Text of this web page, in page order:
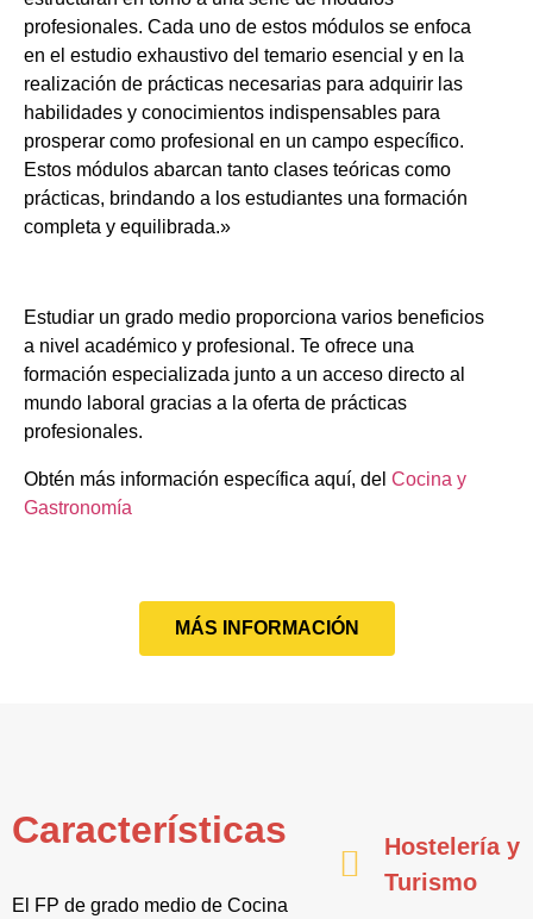
profesionales. Cada uno de estos módulos se enfoca
en el estudio exhaustivo del temario esencial y en la
realización de prácticas necesarias para adquirir las
habilidades y conocimientos indispensables para
prosperar como profesional en un campo específico.
Estos módulos abarcan tanto clases teóricas como
prácticas, brindando a los estudiantes una formación
completa y equilibrada.»
Estudiar un grado medio proporciona varios beneficios
a nivel académico y profesional. Te ofrece una
formación especializada junto a un acceso directo al
mundo laboral gracias a la oferta de prácticas
profesionales.
Obtén más información específica aquí, del Cocina y
Gastronomía
MÁS INFORMACIÓN
Características
El FP de grado medio de Cocina
Hostelería y
Turismo